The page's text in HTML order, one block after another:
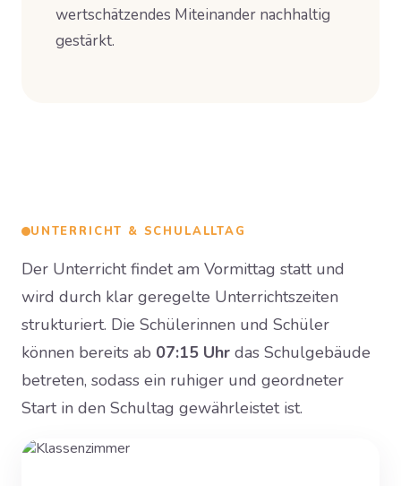
wertschätzendes Miteinander nachhaltig
gestärkt.
UNTERRICHT & SCHULALLTAG
Der Unterricht findet am Vormittag statt und
wird durch klar geregelte Unterrichtszeiten
strukturiert. Die Schülerinnen und Schüler
können bereits ab 07:15 Uhr das Schulgebäude
betreten, sodass ein ruhiger und geordneter
Start in den Schultag gewährleistet ist.